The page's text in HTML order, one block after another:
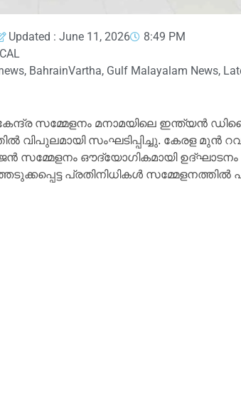
Updated : June 11, 2026
8:49 PM
, BahrainVartha, Gulf Malayalam News,
സമ്മേളനം മനാമയിലെ ഇന്ത്യൻ
വിപുലമായി സംഘടിപ്പിച്ചു. കേരള മുൻ
സമ്മേളനം ഔദ്യോഗികമായി
പ്രതിനിധികൾ സമ്മേളനത്തിൽ